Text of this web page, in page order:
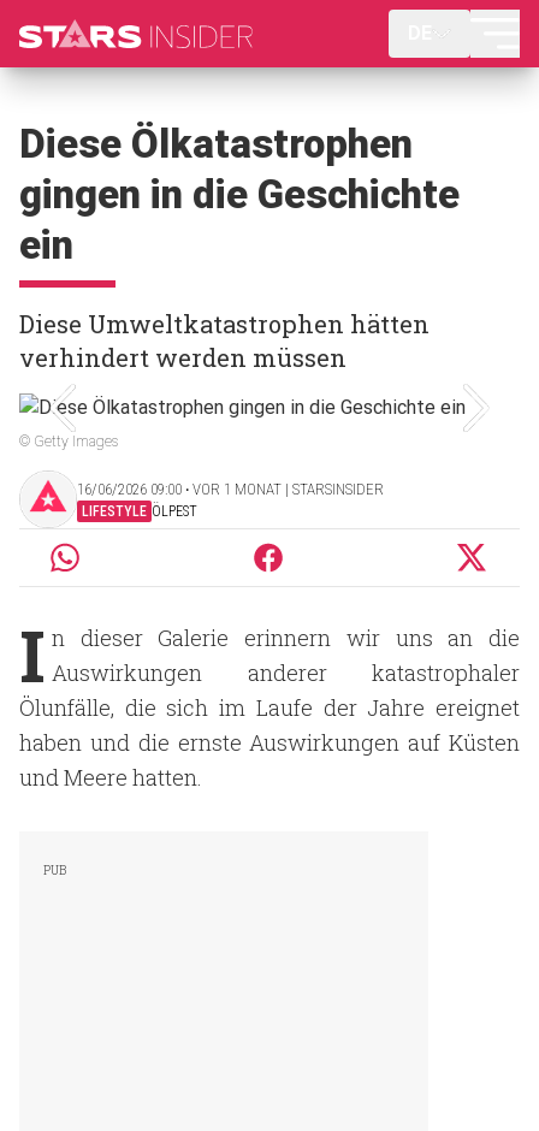
Diese Ölkatastrophen
gingen in die Geschichte
ein
Diese Umweltkatastrophen hätten
verhindert werden müssen
© Getty Images
16/06/2026 09:00 ‧ VOR 1 MONAT | STARSINSIDER
LIFESTYLE ÖLPEST
I n dieser Galerie erinnern wir uns an die
Auswirkungen anderer katastrophaler
Ölunfälle, die sich im Laufe der Jahre ereignet
haben und die ernste Auswirkungen auf Küsten
und Meere hatten.